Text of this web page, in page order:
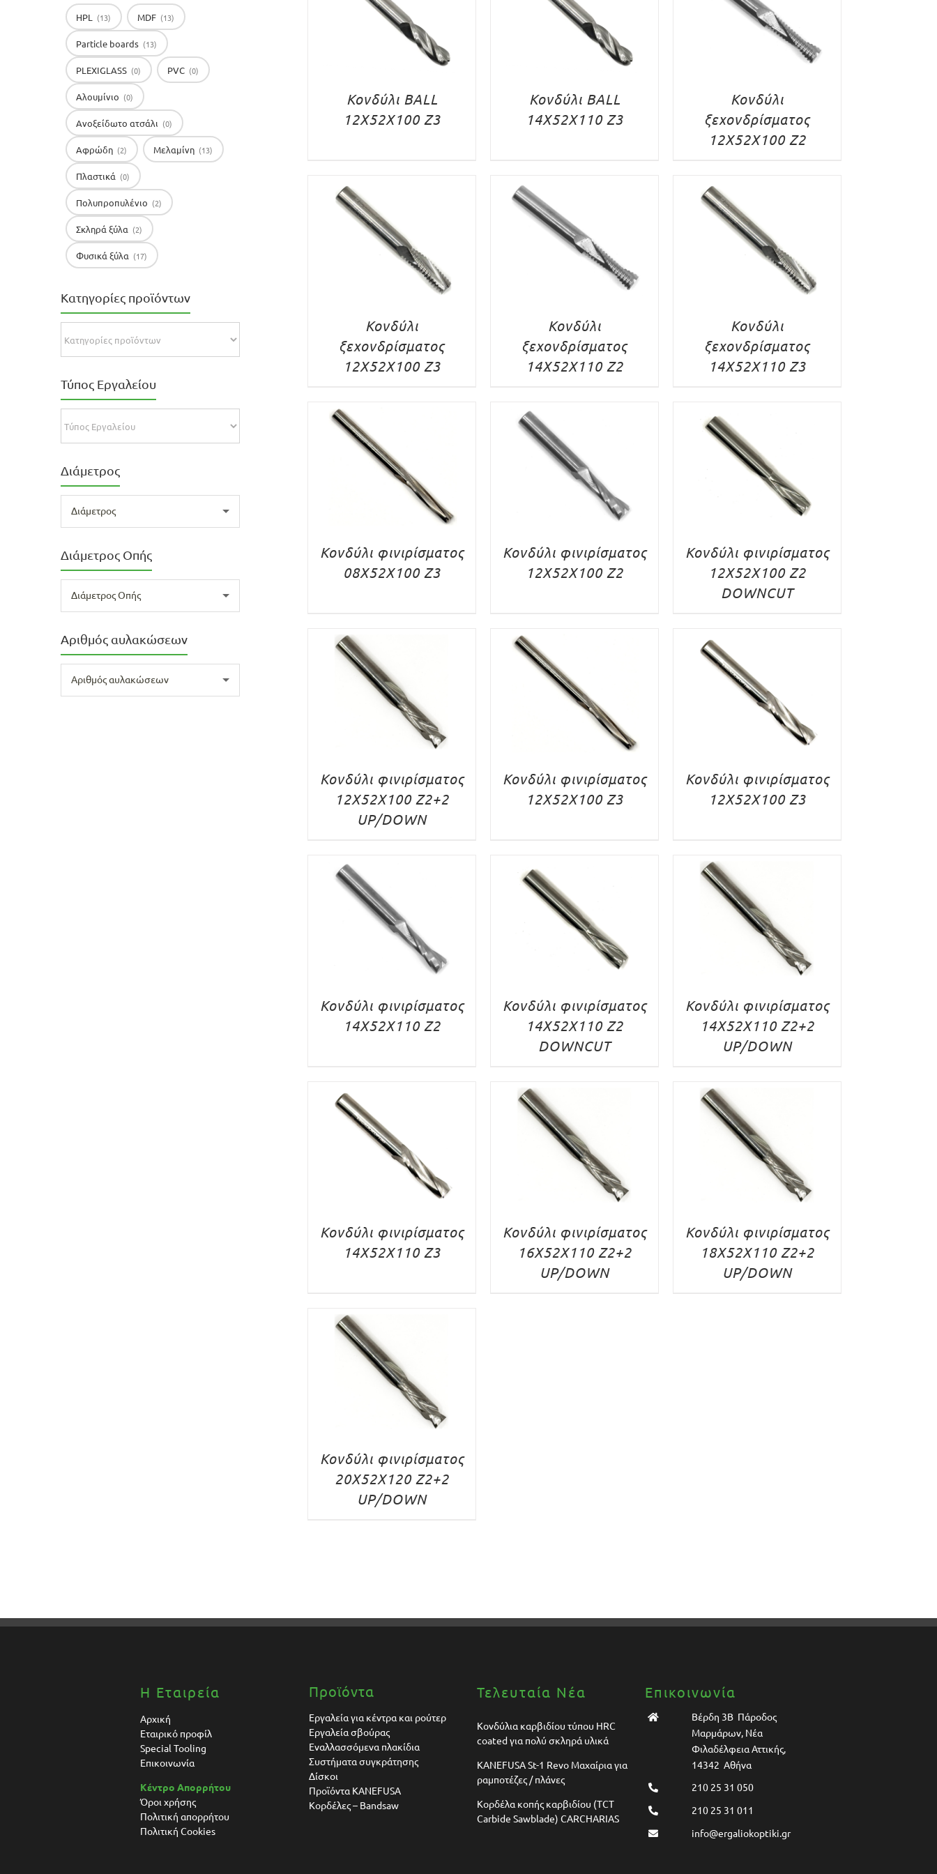
HPL (13) MDF (13)
Particle boards (13)
PLEXIGLASS (0) PVC (0)
Αλουμίνιο (0)
Ανοξείδωτο ατσάλι (0)
Αφρώδη (2) Μελαμίνη (13)
Πλαστικά (0)
Πολυπροπυλένιο (2)
Σκληρά ξύλα (2)
Φυσικά ξύλα (17)
Κατηγορίες προϊόντων
Τύπος Εργαλείου
Διάμετρος
Διάμετρος
Διάμετρος Οπής
Διάμετρος Οπής
Αριθμός αυλακώσεων
Αριθμός αυλακώσεων
Κονδύλι BALL
12X52X100 Z3
Κονδύλι BALL
14X52X110 Z3
Κονδύλι
ξεχονδρίσματος
12X52X100 Z2
Κονδύλι
ξεχονδρίσματος
12X52X100 Z3
Κονδύλι
ξεχονδρίσματος
14X52X110 Z2
Κονδύλι
ξεχονδρίσματος
14X52X110 Z3
Κονδύλι φινιρίσματος
08X52X100 Z3
Κονδύλι φινιρίσματος
12X52X100 Z2
Κονδύλι φινιρίσματος
12X52X100 Z2
DOWNCUT
Κονδύλι φινιρίσματος
12X52X100 Z2+2
UP/DOWN
Κονδύλι φινιρίσματος
12X52X100 Z3
Κονδύλι φινιρίσματος
12X52X100 Z3
Κονδύλι φινιρίσματος
14X52X110 Z2
Κονδύλι φινιρίσματος
14X52X110 Z2
DOWNCUT
Κονδύλι φινιρίσματος
14X52X110 Z2+2
UP/DOWN
Κονδύλι φινιρίσματος
14X52X110 Z3
Κονδύλι φινιρίσματος
16X52X110 Z2+2
UP/DOWN
Κονδύλι φινιρίσματος
18X52X110 Z2+2
UP/DOWN
Κονδύλι φινιρίσματος
20X52X120 Z2+2
UP/DOWN
Η Εταιρεία
Αρχική
Εταιρικό προφίλ
Special Tooling
Επικοινωνία
Κέντρο Απορρήτου
Όροι χρήσης
Πολιτική απορρήτου
Πολιτική Cookies
Προϊόντα
Εργαλεία για κέντρα και ρούτερ
Εργαλεία σβούρας
Εναλλασσόμενα πλακίδια
Συστήματα συγκράτησης
Δίσκοι
Προϊόντα KANEFUSA
Κορδέλες – Bandsaw
Τελευταία Νέα
Κονδύλια καρβιδίου τύπου HRC
coated για πολύ σκληρά υλικά
KANEFUSA St-1 Revo Μαχαίρια για
ραμποτέζες / πλάνες
Κορδέλα κοπής καρβιδίου (TCT
Carbide Sawblade) CARCHARIAS
Επικοινωνία
Βέρδη 3Β Πάροδος
Μαρμάρων, Νέα
Φιλαδέλφεια Αττικής,
14342 Αθήνα
210 25 31 050
210 25 31 011
info@ergaliokoptiki.gr